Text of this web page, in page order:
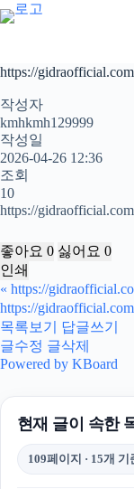
본
문
로
너
뛰
기
https://
작성자
kmhkmh129999
작성일
2026-04-26 12:36
조회
10
https://
좋아요 0 싫어요 0
인쇄
« https://
https://
목록보기
답글쓰기
글수정 글삭제
Powered by KBoard
현재 글이 속한
109페이지 · 15개 기